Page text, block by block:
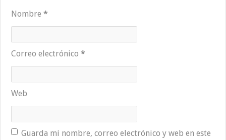
Nombre*
Correo electrónico*
Web
Guarda mi nombre, correo electrónico y web en este